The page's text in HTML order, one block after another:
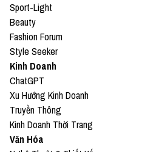
Sport-Light
Beauty
Fashion Forum
Style Seeker
Kinh Doanh
ChatGPT
Xu Hướng Kinh Doanh
Truyền Thông
Kinh Doanh Thời Trang
Văn Hóa